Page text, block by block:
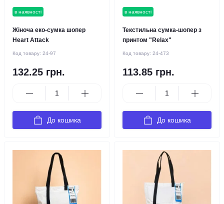
в наявності
Жіноча еко-сумка шопер
Heart Attack
Код товару: 24-97
132.25 грн.
До кошика
в наявності
Текстильна сумка-шопер з
принтом "Relax"
Код товару: 24-473
113.85 грн.
До кошика